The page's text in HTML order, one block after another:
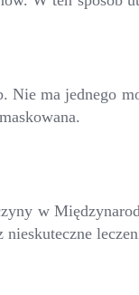
ma jednego
w